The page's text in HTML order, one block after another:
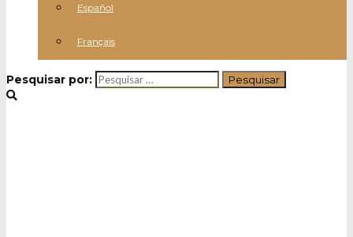
Español
Français
Pesquisar por: